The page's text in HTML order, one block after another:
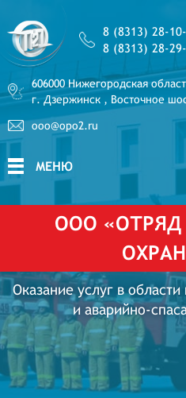
8 (8313) 28-
8 (8313) 28-
606000 Нижегородская
г. Дзержинск , Восточное
ooo@opo2.ru
МЕНЮ
ООО
Оказание услуг в
и аварийно-